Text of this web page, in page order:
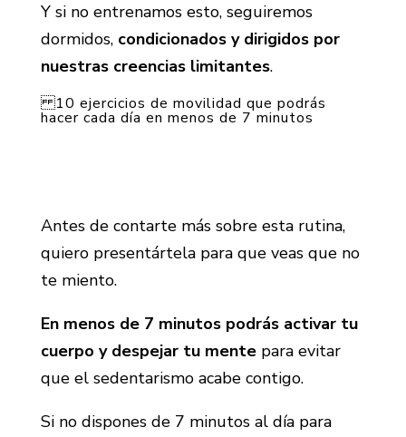
Y si no entrenamos esto, seguiremos
dormidos, condicionados y dirigidos por
nuestras creencias limitantes.
10 ejercicios de movilidad que podrás
hacer cada día en menos de 7 minutos
Antes de contarte más sobre esta rutina,
quiero presentártela para que veas que no
te miento.
En menos de 7 minutos podrás activar tu
cuerpo y despejar tu mentepara evitar
que el sedentarismo acabe contigo.
Si no dispones de 7 minutos al día para